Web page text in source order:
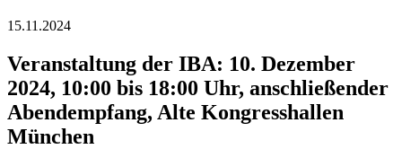
15.11.2024
Veranstaltung der IBA: 10. Dezember
2024, 10:00 bis 18:00 Uhr, anschließender
Abendempfang, Alte Kongresshallen
München